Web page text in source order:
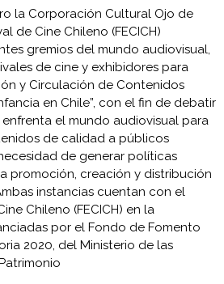
la Corporación Cultural Ojo de
de Cine Chileno (FECICH)
gremios del mundo audiovisual,
de cine y exhibidores para
y Circulación de Contenidos
en Chile”, con el fin de debatir
el mundo audiovisual para
de calidad a públicos
de generar políticas
promoción, creación y distribución
instancias cuentan con el
Chileno (FECICH) en la
por el Fondo de Fomento
2020, del Ministerio de las